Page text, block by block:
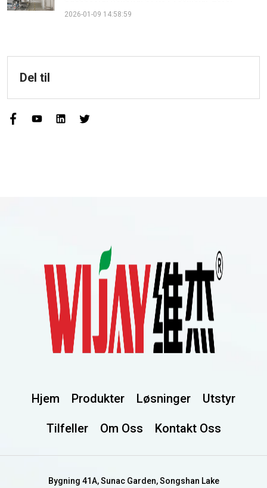
Innovative" Enterprise Qualification!
2026-01-09 14:58:59
Del til
Hjem Produkter Løsninger Utstyr
Tilfeller Om Oss Kontakt Oss
Bygning 41A, Sunac Garden, Songshan Lake